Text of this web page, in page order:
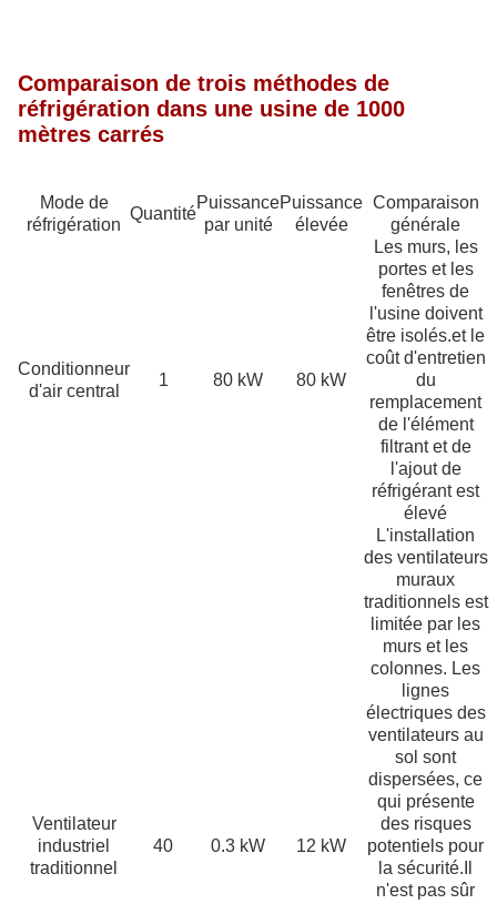
Comparaison de trois méthodes de
réfrigération dans une usine de 1000
mètres carrés
Mode de
réfrigération
Quantité
Puissance
par unité
Puissance
élevée
Comparaison
générale
Conditionneur
d'air central
1 80 kW 80 kW
Les murs, les
portes et les
fenêtres de
l'usine doivent
être isolés.et le
coût d'entretien
du
remplacement
de l'élément
filtrant et de
l'ajout de
réfrigérant est
élevé
Ventilateur
industriel
traditionnel
40 0.3 kW 12 kW
L'installation
des ventilateurs
muraux
traditionnels est
limitée par les
murs et les
colonnes. Les
lignes
électriques des
ventilateurs au
sol sont
dispersées, ce
qui présente
des risques
potentiels pour
la sécurité.Il
n'est pas sûr